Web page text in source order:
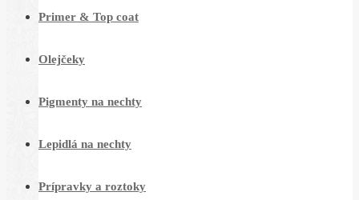
Primer & Top coat
Olejčeky
Pigmenty na nechty
Lepidlá na nechty
Prípravky a roztoky